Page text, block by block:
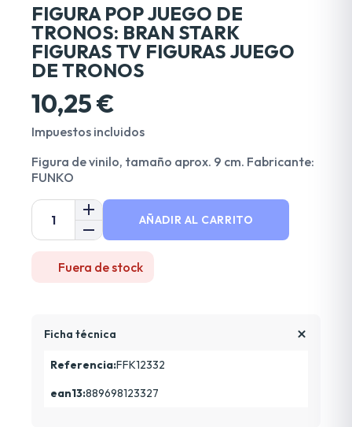
FIGURA POP JUEGO DE
TRONOS: BRAN STARK
FIGURAS TV FIGURAS JUEGO
DE TRONOS
10,25 €
Impuestos incluidos
Figura de vinilo, tamaño aprox. 9 cm. Fabricante:
FUNKO
AÑADIR AL CARRITO
Fuera de stock
Ficha técnica
Referencia:FFK12332
ean13:889698123327